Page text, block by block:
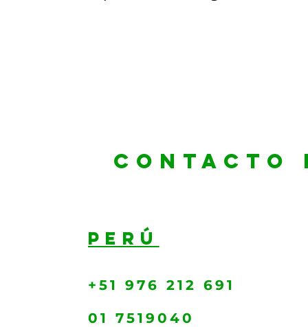
contacto
PERÚ
+51 976 212 691
01 7519040